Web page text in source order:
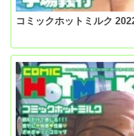
コミックホットミルク